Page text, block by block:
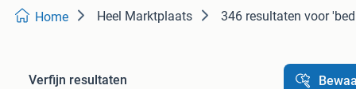
Home Heel Marktplaats 346 resultaten voor
Verfijn resultaten